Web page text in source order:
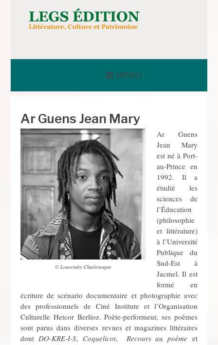
contenuLEGS ÉDITION
MENU
Ar Guens Jean Mary
© Louvensky Charlemagne
Ar Guens
Jean Mary
est né à Port-
au-Prince en
1992. Il a
étudié les
sciences de
l’Éducation
(philosophie
et littérature)
à l’Université
Publique du
Sud-Est à
Jacmel. Il est
formé en
écriture de scénario documentaire et photographie avec
des professionnels de Ciné Institute et l’Organisation
Culturelle Hetcor Berlioz. Poète-performeur, ses poèmes
sont parus dans diverses revues et magazines littéraires
dont DO-KRE-I-S, Coquelicot, Recours au poème et